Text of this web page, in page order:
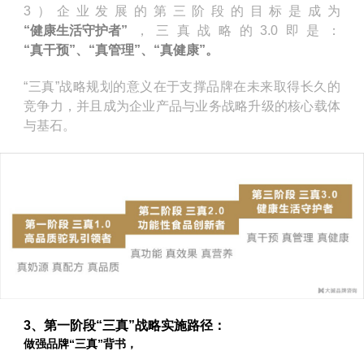
3）企业发展的第三阶段的目标是成为
“健康生活守护者” ，三真战略的3.0即是：
“真干预”、“真管理”、“真健康”。
“三真”战略规划的意义在于支撑品牌在未来取得长久的
竞争力，并且成为企业产品与业务战略升级的核心载体
与基石。
3、第一阶段“三真”战略实施路径：
做强品牌“三真”背书，